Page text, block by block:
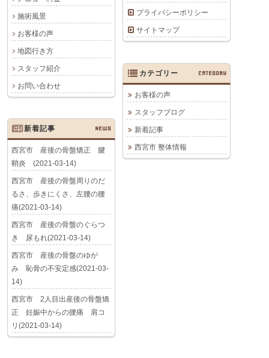
施術風景
お客様の声
地図行き方
スタッフ紹介
お問い合わせ
プライバシーポリシー
サイトマップ
カテゴリー CATEGORY
お客様の声
スタッフブログ
新着記事
西宮市 整体情報
新着記事 NEWS
西宮市 産後の骨盤矯正 腱
鞘炎 (2021-03-14)
西宮市 産後の骨盤周りのだ
るさ、歩きにくさ、左腰の腰
痛(2021-03-14)
西宮市 産後の骨盤のぐらつ
き 尿もれ(2021-03-14)
西宮市 産後の骨盤のゆが
み 恥骨の不安定感(2021-03-
14)
西宮市 2人目出産後の骨盤矯
正 妊娠中からの腰痛 肩コ
リ(2021-03-14)